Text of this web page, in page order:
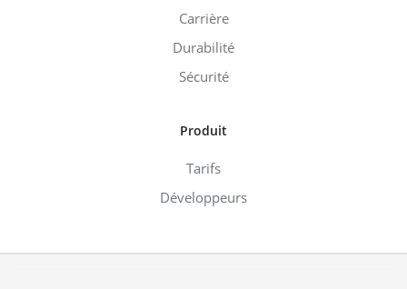
Carrière
Durabilité
Sécurité
Produit
Tarifs
Développeurs